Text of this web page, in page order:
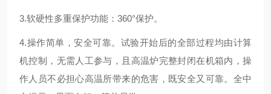
3.软硬性多重保护功能：360°保护。
4.操作简单，安全可靠。试验开始后的全部过程均由计算
机控制，无需人工参与，且高温炉完整封闭在机箱内，操
作人员不必担心高温所带来的危害，既安全又可靠。全中